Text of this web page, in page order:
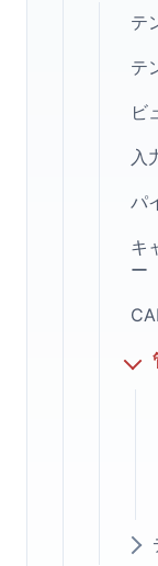
テ
テ
ビ
入
パ
キ
ー